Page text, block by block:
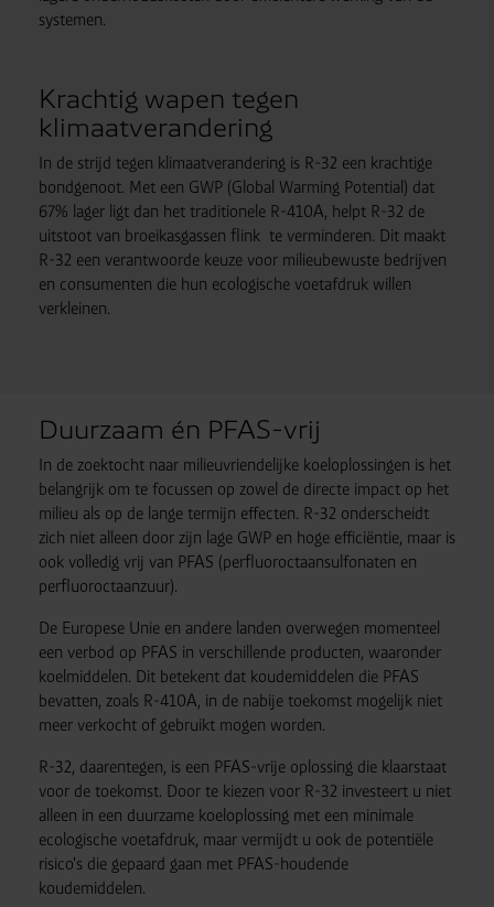
systemen.
Krachtig wapen tegen
klimaatverandering
In de strijd tegen klimaatverandering is R-32 een krachtige
bondgenoot. Met een GWP (Global Warming Potential) dat
67% lager ligt dan het traditionele R-410A, helpt R-32 de
uitstoot van broeikasgassen flink te verminderen. Dit maakt
R-32 een verantwoorde keuze voor milieubewuste bedrijven
en consumenten die hun ecologische voetafdruk willen
verkleinen.
Duurzaam én PFAS-vrij
In de zoektocht naar milieuvriendelijke koeloplossingen is het
belangrijk om te focussen op zowel de directe impact op het
milieu als op de lange termijn effecten. R-32 onderscheidt
zich niet alleen door zijn lage GWP en hoge efficiëntie, maar is
ook volledig vrij van PFAS (perfluoroctaansulfonaten en
perfluoroctaanzuur).
De Europese Unie en andere landen overwegen momenteel
een verbod op PFAS in verschillende producten, waaronder
koelmiddelen. Dit betekent dat koudemiddelen die PFAS
bevatten, zoals R-410A, in de nabije toekomst mogelijk niet
meer verkocht of gebruikt mogen worden.
R-32, daarentegen, is een PFAS-vrije oplossing die klaarstaat
voor de toekomst. Door te kiezen voor R-32 investeert u niet
alleen in een duurzame koeloplossing met een minimale
ecologische voetafdruk, maar vermijdt u ook de potentiële
risico's die gepaard gaan met PFAS-houdende
koudemiddelen.